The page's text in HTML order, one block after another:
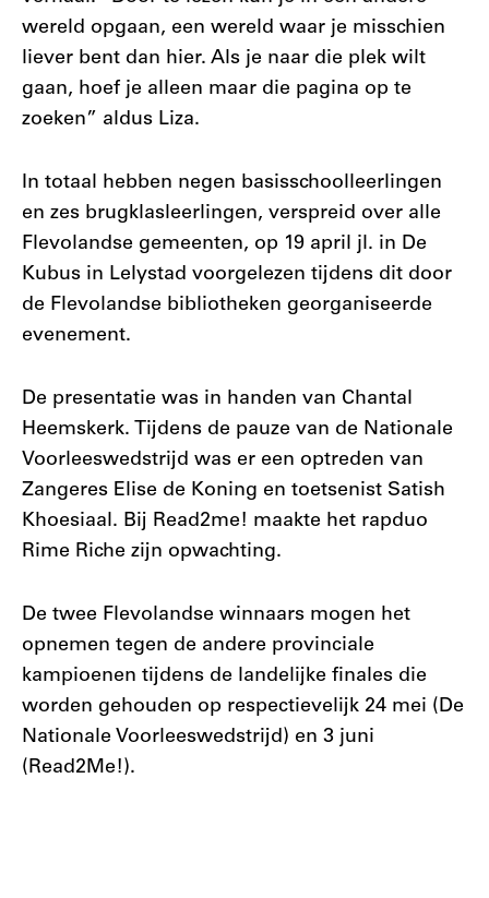
wereld opgaan, een wereld waar je misschien
liever bent dan hier. Als je naar die plek wilt
gaan, hoef je alleen maar die pagina op te
zoeken” aldus Liza.
In totaal hebben negen basisschoolleerlingen
en zes brugklasleerlingen, verspreid over alle
Flevolandse gemeenten, op 19 april jl. in De
Kubus in Lelystad voorgelezen tijdens dit door
de Flevolandse bibliotheken georganiseerde
evenement.
De presentatie was in handen van Chantal
Heemskerk. Tijdens de pauze van de Nationale
Voorleeswedstrijd was er een optreden van
Zangeres Elise de Koning en toetsenist Satish
Khoesiaal. Bij Read2me! maakte het rapduo
Rime Riche zijn opwachting.
De twee Flevolandse winnaars mogen het
opnemen tegen de andere provinciale
kampioenen tijdens de landelijke finales die
worden gehouden op respectievelijk 24 mei (De
Nationale Voorleeswedstrijd) en 3 juni
(Read2Me!).